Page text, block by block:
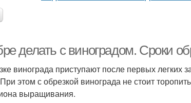
делать с виноградом. Сроки
винограда приступают после первых легких
этом с обрезкой винограда не стоит
выращивания.